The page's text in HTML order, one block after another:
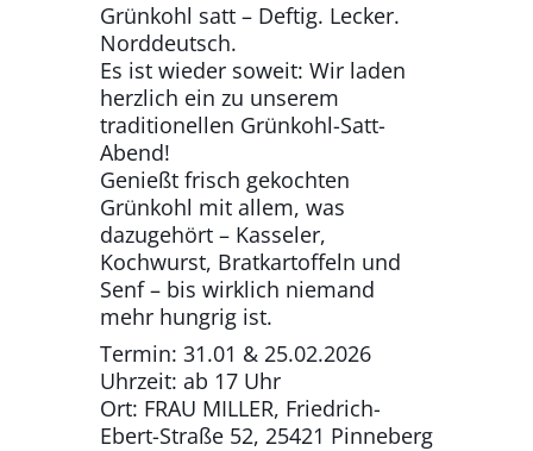
Grünkohl satt – Deftig. Lecker.
Norddeutsch.
Es ist wieder soweit: Wir laden
herzlich ein zu unserem
traditionellen Grünkohl-Satt-
Abend!
Genießt frisch gekochten
Grünkohl mit allem, was
dazugehört – Kasseler,
Kochwurst, Bratkartoffeln und
Senf – bis wirklich niemand
mehr hungrig ist.
Termin: 31.01 & 25.02.2026
Uhrzeit: ab 17 Uhr
Ort: FRAU MILLER, Friedrich-
Ebert-Straße 52, 25421 Pinneberg